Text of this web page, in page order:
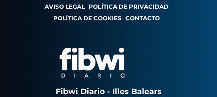
AVISO LEGAL POLÍTICA DE PRIVACIDAD
POLÍTICA DE COOKIES CONTACTO
Fibwi Diario - Illes Balears